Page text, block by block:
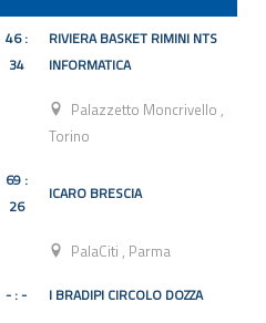
46 :
34
RIVIERA BASKET RIMINI NTS
INFORMATICA
Palazzetto Moncrivello,
Torino
69 :
26
ICARO BRESCIA
PalaCiti, Parma
- : - I BRADIPI CIRCOLO DOZZA